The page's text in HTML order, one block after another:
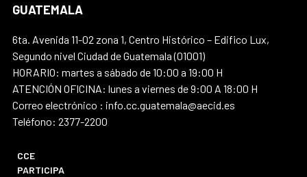
GUATEMALA
6ta. Avenida 11-02 zona 1, Centro Histórico – Edifico Lux,
Segundo nivel Ciudad de Guatemala (01001)
HORARIO: martes a sábado de 10:00 a 19:00 H
ATENCIÓN OFICINA: lunes a viernes de 9:00 A 18:00 H
Correo electrónico : info.cc.guatemala@aecid.es
Teléfono: 2377-2200
CCE
PARTICIPA